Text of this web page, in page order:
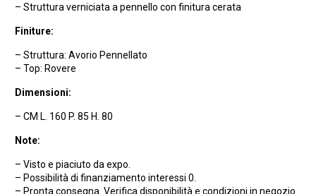
– Struttura verniciata a pennello con finitura cerata
Finiture:
– Struttura: Avorio Pennellato
– Top: Rovere
Dimensioni:
– CM L. 160 P. 85 H. 80
Note:
– Visto e piaciuto da expo.
– Possibilità di finanziamento interessi 0.
– Pronta consegna. Verifica disponibilità e condizioni in negozio.